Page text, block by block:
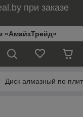
при заказе
«АмайзТрейд»
Диск алмазный по